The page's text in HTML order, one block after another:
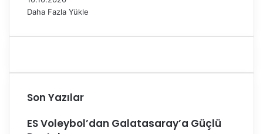
n
u
a
e
i
Daha Fazla Yükle
Son Yazılar
ES Voleybol’dan Galatasaray’a Güçlü